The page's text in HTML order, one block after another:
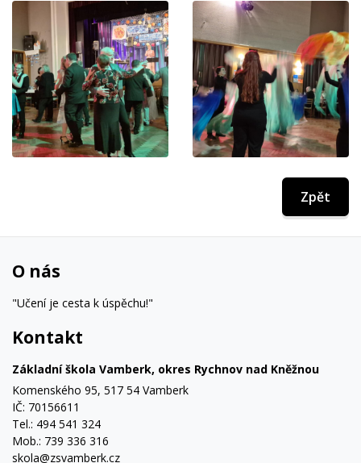
Zpět
O nás
"Učení je cesta k úspěchu!"
Kontakt
Základní škola Vamberk, okres Rychnov nad Kněžnou
Komenského 95, 517 54 Vamberk
IČ: 70156611
Tel.: 494 541 324
Mob.: 739 336 316
skola@zsvamberk.cz